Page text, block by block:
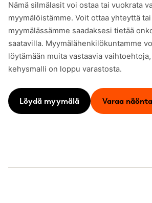
Nämä silmälasit voi ostaa tai vuokrata
myymälöistämme. Voit ottaa yhteyttä
myymälässämme saadaksesi tietää
saatavilla. Myymälähenkilökuntamme
löytämään muita vastaavia
kehysmalli on loppu varastosta.
Löydä myymälä Varaa